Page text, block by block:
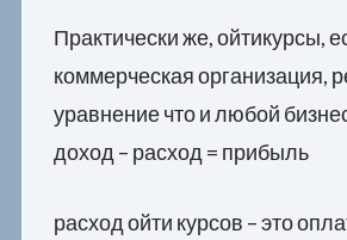
Практически же, ойтикурсы,
коммерческая организация,
уравнение что и любой
доход – расход = прибыль
расход ойти курсов – это